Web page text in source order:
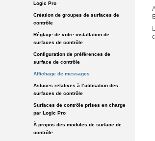
Logic Pro
Création de groupes de surfaces de
contrôle
Réglage de votre installation de
surfaces de contrôle
Configuration de préférences de
surface de contrôle
Affichage de messages
Astuces relatives à l’utilisation des
surfaces de contrôle
Surfaces de contrôle prises en charge
par Logic Pro
À propos des modules de surface de
contrôle